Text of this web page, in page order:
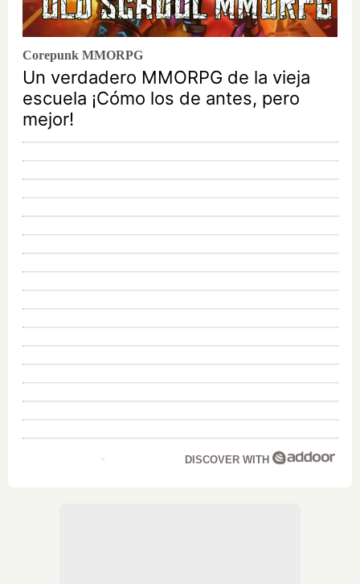
Corepunk MMORPG
Un verdadero MMORPG de la vieja
escuela ¡Cómo los de antes, pero
mejor!
DISCOVER WITH